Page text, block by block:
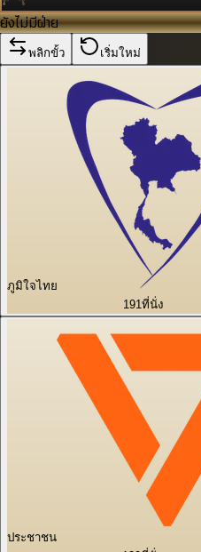
ยังไม่มีฝ่าย
พลิกขั้ว เริ่มใหม่
ภูมิใจไทย
191ที่นั่ง
ประชาชน